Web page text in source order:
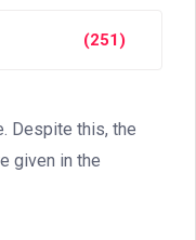
(251)
Despite this, the
given in the